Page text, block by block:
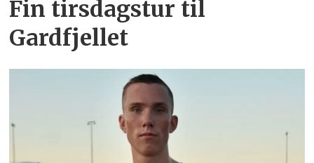
Fin tirsdagstur til
Gardfjellet